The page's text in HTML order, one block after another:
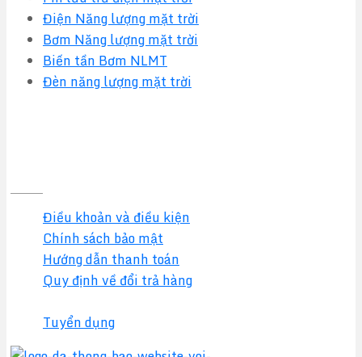
Điện Năng lượng mặt trời
Bơm Năng lượng mặt trời
Biến tần Bơm NLMT
Đèn năng lượng mặt trời
Điều khoản và điều kiện
Chính sách bảo mật
Hướng dẫn thanh toán
Quy định về đổi trả hàng
Tuyển dụng